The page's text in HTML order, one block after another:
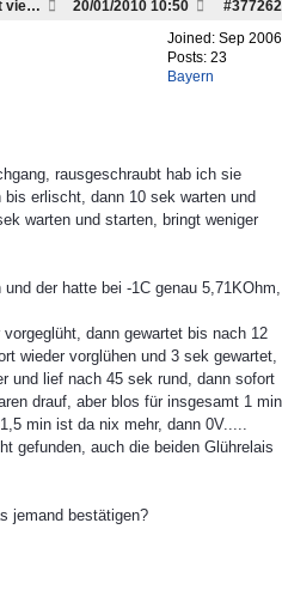
Re: Y 60 läuft Unrund und braucht viel Sprit #377262
20/01/2010 10:50
Joined: Sep 2006
Posts: 23
Bayern
rausgeschraubt hab ich sie
erlischt, dann 10 sek warten und
warten und starten, bringt weniger
der hatte bei -1C genau 5,71KOhm,
dann gewartet bis nach 12
wieder vorglühen und 3 sek gewartet,
und lief nach 45 sek rund, dann sofort
drauf, aber blos für insgesamt 1 min
min ist da nix mehr, dann 0V.....
gefunden, auch die beiden Glührelais
jemand bestätigen?